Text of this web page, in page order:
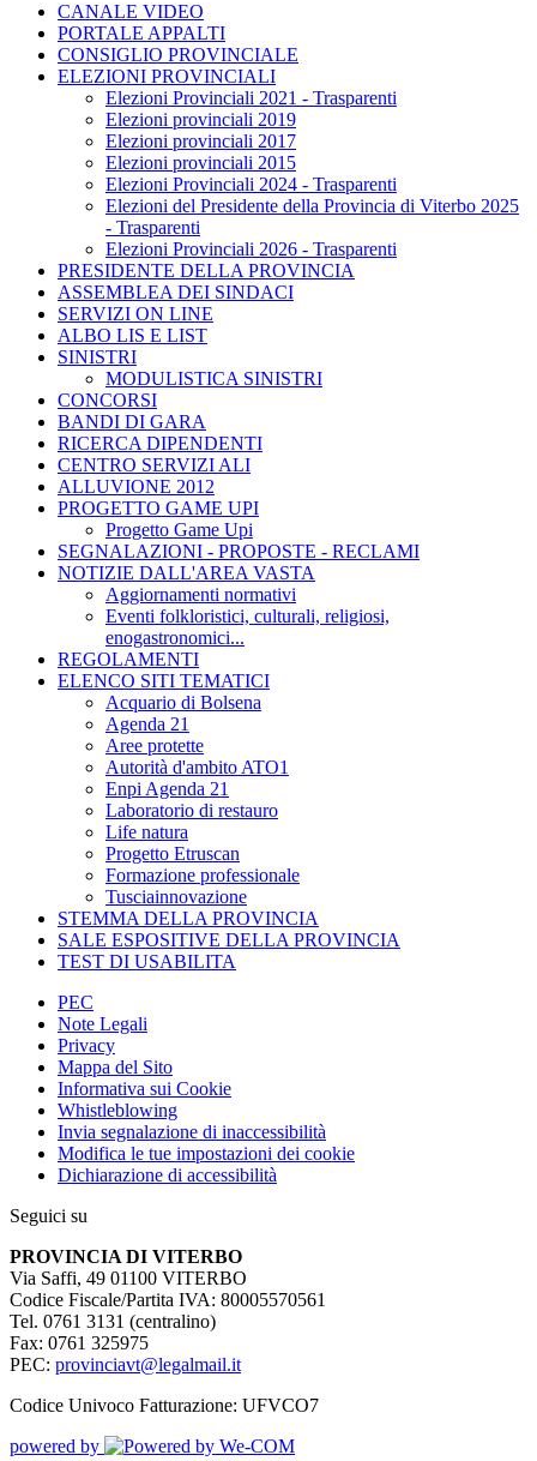
CANALE VIDEO
PORTALE APPALTI
CONSIGLIO PROVINCIALE
ELEZIONI PROVINCIALI
Elezioni Provinciali 2021 - Trasparenti
Elezioni provinciali 2019
Elezioni provinciali 2017
Elezioni provinciali 2015
Elezioni Provinciali 2024 - Trasparenti
Elezioni del Presidente della Provincia di Viterbo 2025
- Trasparenti
Elezioni Provinciali 2026 - Trasparenti
PRESIDENTE DELLA PROVINCIA
ASSEMBLEA DEI SINDACI
SERVIZI ON LINE
ALBO LIS E LIST
SINISTRI
MODULISTICA SINISTRI
CONCORSI
BANDI DI GARA
RICERCA DIPENDENTI
CENTRO SERVIZI ALI
ALLUVIONE 2012
PROGETTO GAME UPI
Progetto Game Upi
SEGNALAZIONI - PROPOSTE - RECLAMI
NOTIZIE DALL'AREA VASTA
Aggiornamenti normativi
Eventi folkloristici, culturali, religiosi,
enogastronomici...
REGOLAMENTI
ELENCO SITI TEMATICI
Acquario di Bolsena
Agenda 21
Aree protette
Autorità d'ambito ATO1
Enpi Agenda 21
Laboratorio di restauro
Life natura
Progetto Etruscan
Formazione professionale
Tusciainnovazione
STEMMA DELLA PROVINCIA
SALE ESPOSITIVE DELLA PROVINCIA
TEST DI USABILITA
PEC
Note Legali
Privacy
Mappa del Sito
Informativa sui Cookie
Whistleblowing
Invia segnalazione di inaccessibilità
Modifica le tue impostazioni dei cookie
Dichiarazione di accessibilità
Seguici su
PROVINCIA DI VITERBO
Via Saffi, 49 01100 VITERBO
Codice Fiscale/Partita IVA: 80005570561
Tel. 0761 3131 (centralino)
Fax: 0761 325975
PEC: provinciavt@legalmail.it
Codice Univoco Fatturazione: UFVCO7
powered by